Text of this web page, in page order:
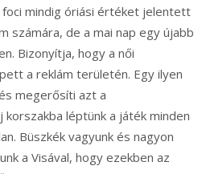
foci mindig óriási értéket jelentett
számára, de a mai nap egy újabb
Bizonyítja, hogy a női
a reklám területén. Egy ilyen
megerősíti azt a
léptünk a játék minden
Büszkék vagyunk és nagyon
a Visával, hogy ezekben az